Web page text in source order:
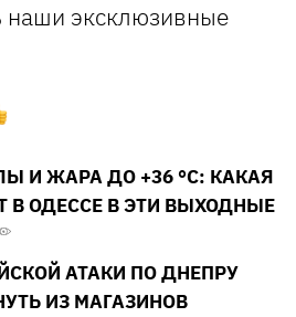
наши эксклюзивные
И ЖАРА ДО +36 °С: КАКАЯ
В ОДЕССЕ В ЭТИ ВЫХОДНЫЕ
АТАКИ ПО ДНЕПРУ
ИЗ МАГАЗИНОВ